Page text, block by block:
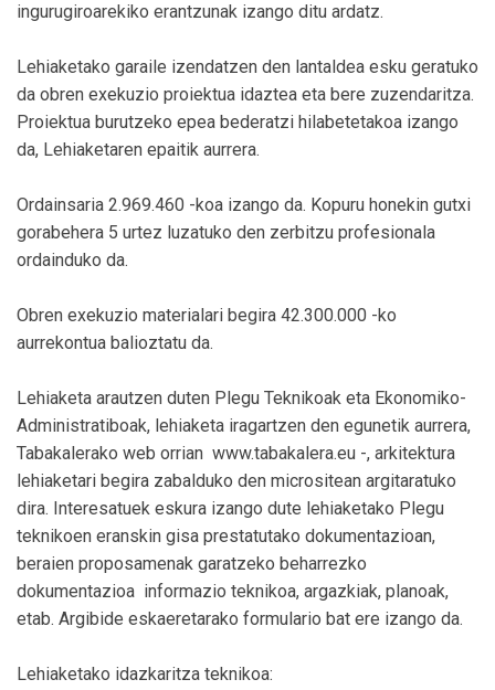
ingurugiroarekiko erantzunak izango ditu ardatz.
Lehiaketako garaile izendatzen den lantaldea esku geratuko
da obren exekuzio proiektua idaztea eta bere zuzendaritza.
Proiektua burutzeko epea bederatzi hilabetetakoa izango
da, Lehiaketaren epaitik aurrera.
Ordainsaria 2.969.460 -koa izango da. Kopuru honekin gutxi
gorabehera 5 urtez luzatuko den zerbitzu profesionala
ordainduko da.
Obren exekuzio materialari begira 42.300.000 -ko
aurrekontua balioztatu da.
Lehiaketa arautzen duten Plegu Teknikoak eta Ekonomiko-
Administratiboak, lehiaketa iragartzen den egunetik aurrera,
Tabakalerako web orrian  www.tabakalera.eu -, arkitektura
lehiaketari begira zabalduko den micrositean argitaratuko
dira. Interesatuek eskura izango dute lehiaketako Plegu
teknikoen eranskin gisa prestatutako dokumentazioan,
beraien proposamenak garatzeko beharrezko
dokumentazioa  informazio teknikoa, argazkiak, planoak,
etab. Argibide eskaeretarako formulario bat ere izango da.
Lehiaketako idazkaritza teknikoa: